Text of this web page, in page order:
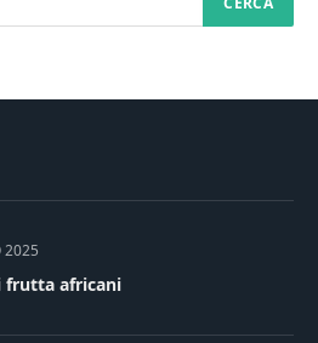
2025
frutta africani